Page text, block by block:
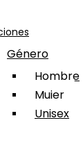
Género
Hombre
Mujer
Unisex